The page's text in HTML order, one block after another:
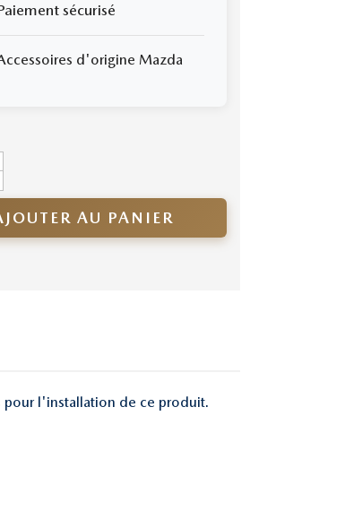
sécurisé
d'origine Mazda
AU PANIER
pour l'installation de ce produit.